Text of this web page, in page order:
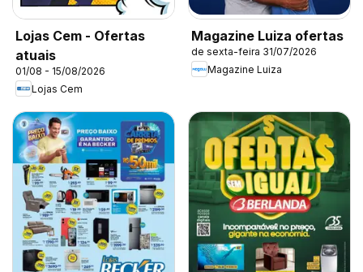
Lojas Cem - Ofertas
atuais
01/08 - 15/08/2026
Lojas Cem
Magazine Luiza ofertas
de sexta-feira 31/07/2026
Magazine Luiza